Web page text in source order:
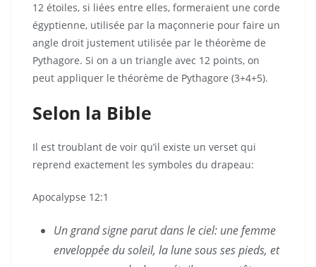
12 étoiles, si liées entre elles, formeraient une corde
égyptienne, utilisée par la maçonnerie pour faire un
angle droit justement utilisée par le théorème de
Pythagore. Si on a un triangle avec 12 points, on
peut appliquer le théorème de Pythagore (3+4+5).
Selon la Bible
Il est troublant de voir qu’il existe un verset qui
reprend exactement les symboles du drapeau:
Apocalypse 12:1
Un grand signe parut dans le ciel: une femme
enveloppée du soleil, la lune sous ses pieds, et